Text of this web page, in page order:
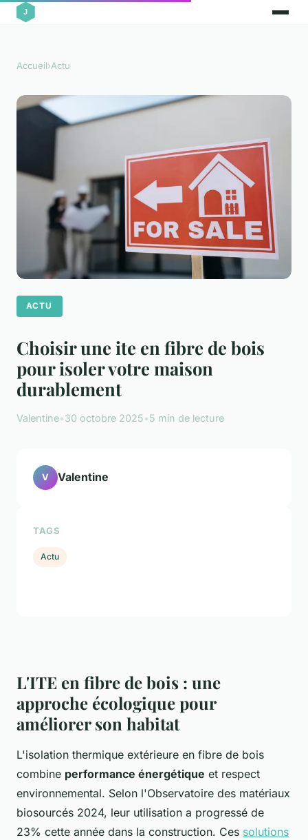
Accueil›Actu
ACTU
Choisir une ite en fibre de bois
pour isoler votre maison
durablement
Valentine•30 octobre 2025•5 min de lecture
L'ITE en fibre de bois : une
approche écologique pour
améliorer son habitat
L'isolation thermique extérieure en fibre de bois
combine performance énergétique et respect
environnemental. Selon l'Observatoire des matériaux
biosourcés 2024, leur utilisation a progressé de
23% cette année dans la construction. Ces solutions
V Valentine
TAGS
Actu